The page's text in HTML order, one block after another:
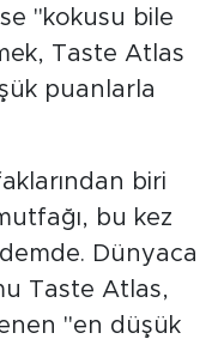
"kokusu bile
Taste Atlas
puanlarla
biri
bu kez
Dünyaca
Taste Atlas,
"en düşük